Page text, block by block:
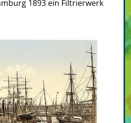
1893 ein Filtrierwerk